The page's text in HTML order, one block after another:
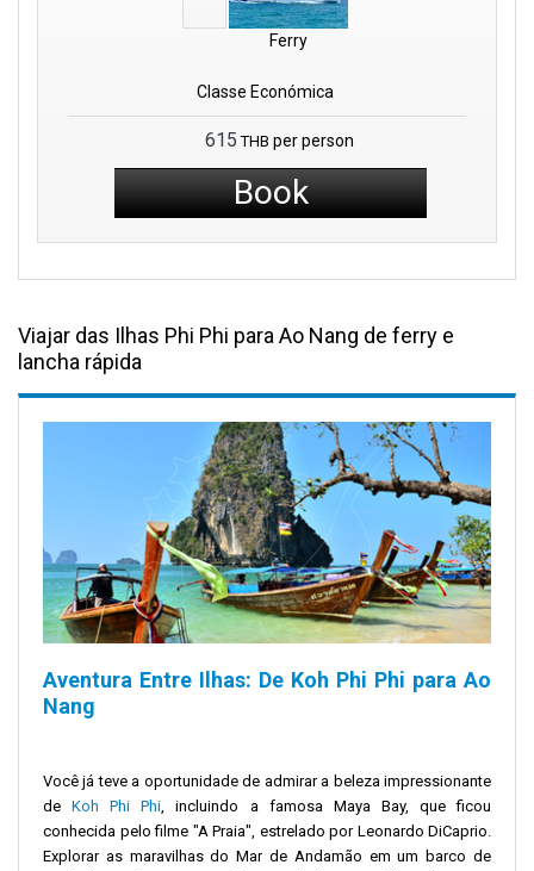
Ferry
Classe Económica
615 THB per person
Book
Viajar das Ilhas Phi Phi para Ao Nang de ferry e
lancha rápida
Aventura Entre Ilhas: De Koh Phi Phi para Ao
Nang
Você já teve a oportunidade de admirar a beleza impressionante
deKoh Phi Phi, incluindo a famosa Maya Bay, que ficou
conhecida pelo filme "A Praia", estrelado por Leonardo DiCaprio.
Explorar as maravilhas do Mar de Andamão em um barco de